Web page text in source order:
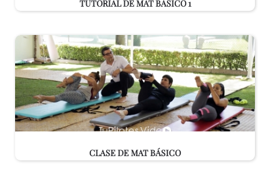
TUTORIAL DE MAT BÁSICO 1
CLASE DE MAT BÁSICO